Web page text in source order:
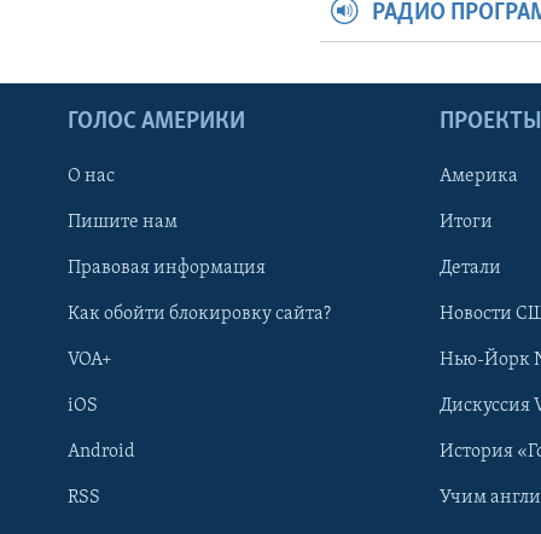
РАДИО
ГОЛОС АМЕРИКИ
О нас
Пишите нам
Правовая информация
Как обойти блокировку сайта?
VOA+
iOS
Android
RSS
ПРОЕКТЫ
Америка
Итоги
Детали
Новости
Нью-Йорк
Дискуссия
История
Учим